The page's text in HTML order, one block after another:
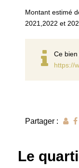
Montant estimé
2021,2022 et
Ce
https://
Partager :
Le